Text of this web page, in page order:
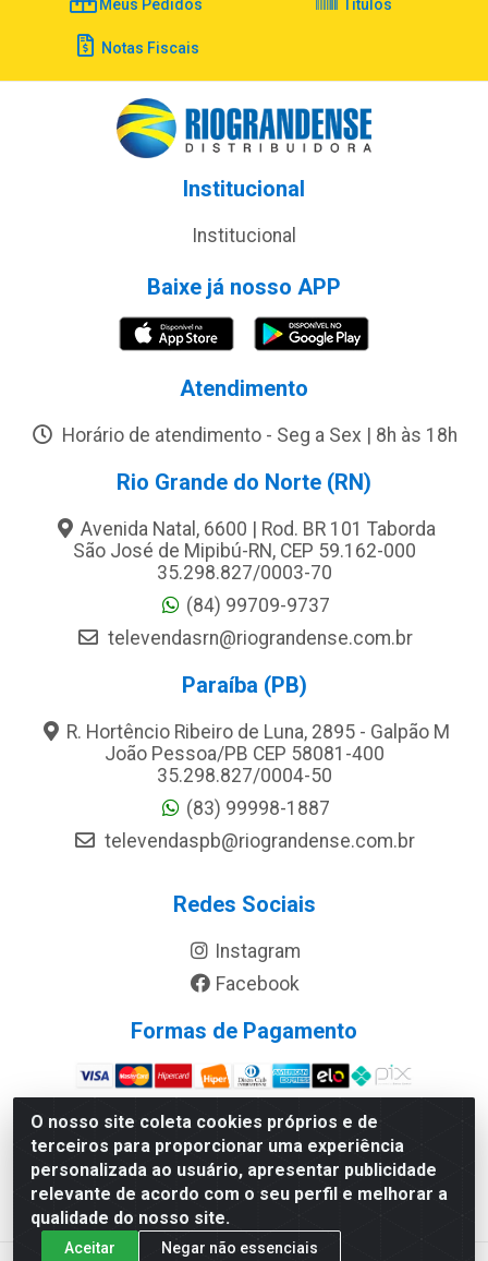
O nosso site coleta cookies próprios e de
terceiros para proporcionar uma experiência
personalizada ao usuário, apresentar publicidade
relevante de acordo com o seu perfil e melhorar a
qualidade do nosso site.
Aceitar Negar não essenciais
Meus Pedidos Títulos
Notas Fiscais
Institucional
Institucional
Baixe já nosso APP
Atendimento
Horário de atendimento - Seg a Sex | 8h às 18h
Rio Grande do Norte (RN)
Avenida Natal, 6600 | Rod. BR 101 Taborda
São José de Mipibú-RN, CEP 59.162-000
35.298.827/0003-70
(84) 99709-9737
televendasrn@riograndense.com.br
Paraíba (PB)
R. Hortêncio Ribeiro de Luna, 2895 - Galpão M
João Pessoa/PB CEP 58081-400
35.298.827/0004-50
(83) 99998-1887
televendaspb@riograndense.com.br
Redes Sociais
Instagram
Facebook
Formas de Pagamento
Site Seguro